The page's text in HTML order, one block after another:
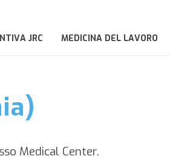
JRC MEDICINA DEL LAVORO
Medical Center.